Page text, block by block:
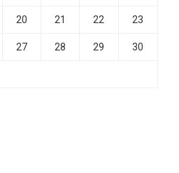
20 21 22 23
27 28 29 30